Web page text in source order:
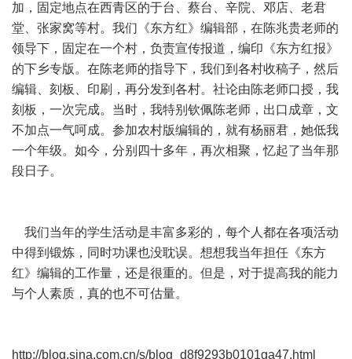
加，固定地点在西青区的于台、蔡台、辛院、邓店、老君
堂、张家窝等村。我们《东方红》编辑部，在陈兆贵老师的
领导下，固定在一个村，负责宣传报道，编印《东方红报》
的下乡专版。在陈老师的指导下，我们到各村收稿子，然后
编辑、刻板、印刷，再分发到各村。社论由陈老师口授，我
刻板，一次完成。当时，我特别钦佩陈老师，出口成章，文
不加点一气呵成。参加农村版编辑的，就有杨丽君，她低我
一个年级。如今，分别四十多年，再次相聚，忆起了当年那
段日子。
我们当年的学生活动是丰富多彩的，每个人都在各项活动
中得到锻炼，同时功课也没耽误。想想我当年担任《东方
红》编辑的工作量，还是很重的。但是，对于提高我的能力
与个人素质，真的也不可估量。
http://blog.sina.com.cn/s/blog_d8f9293b0101ga47.html